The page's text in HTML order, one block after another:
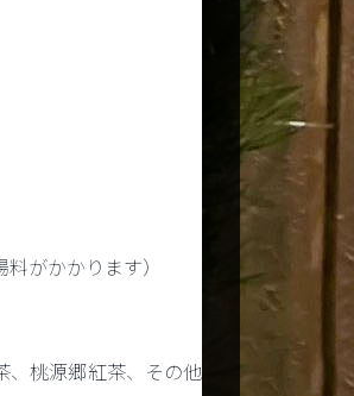
がかかります）
、桃源郷紅茶、その他